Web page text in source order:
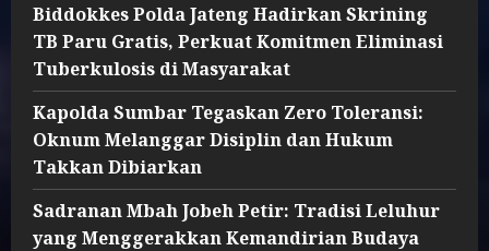
Biddokkes Polda Jateng Hadirkan Skrining
TB Paru Gratis, Perkuat Komitmen Eliminasi
Tuberkulosis di Masyarakat
Kapolda Sumbar Tegaskan Zero Toleransi:
Oknum Melanggar Disiplin dan Hukum
Takkan Dibiarkan
Sadranan Mbah Jobeh Petir: Tradisi Leluhur
yang Menggerakkan Kemandirian Budaya